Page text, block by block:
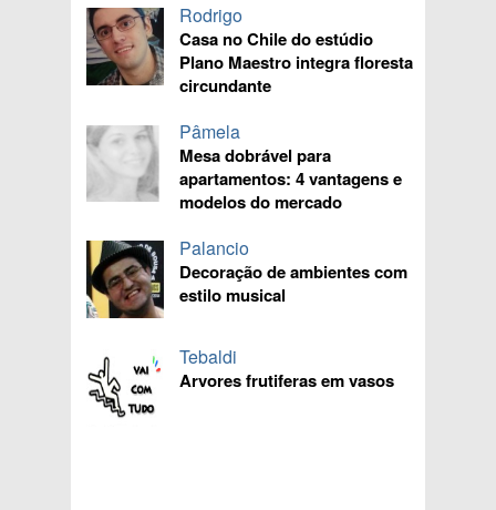
Rodrigo
Casa no Chile do estúdio
Plano Maestro integra floresta
circundante
Pâmela
Mesa dobrável para
apartamentos: 4 vantagens e
modelos do mercado
Palancio
Decoração de ambientes com
estilo musical
Tebaldi
Arvores frutiferas em vasos